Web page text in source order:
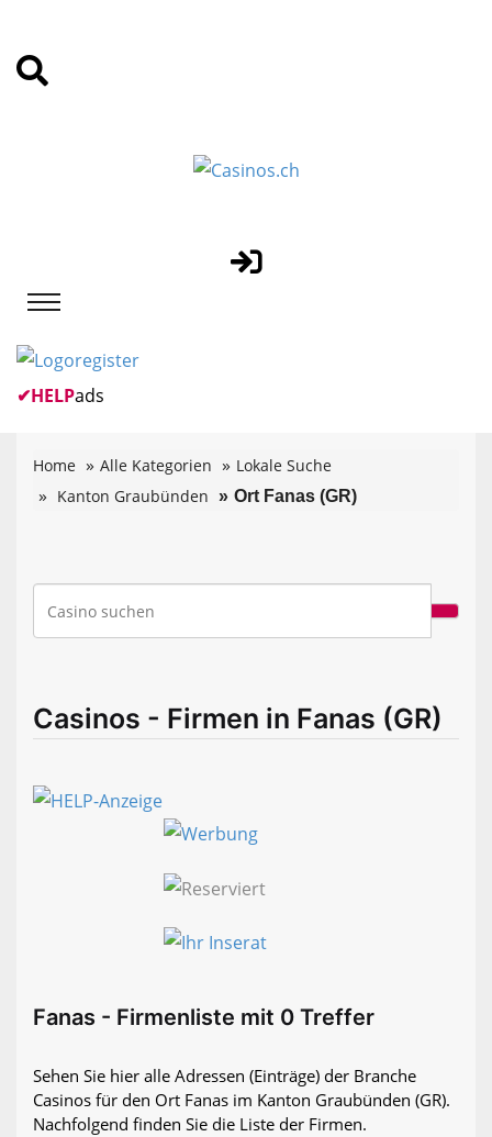
✔HELPads
Home Alle Kategorien
Lokale Suche
Kanton Graubünden
Ort Fanas (GR)
Casinos - Firmen in Fanas (GR)
Fanas - Firmenliste mit 0 Treffer
Sehen Sie hier alle Adressen (Einträge) der Branche
Casinos für den Ort Fanas im Kanton Graubünden (GR).
Nachfolgend finden Sie die Liste der Firmen.